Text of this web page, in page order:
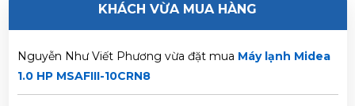
KHÁCH VỪA MUA HÀNG
MSAFIII-10CRN8
Nguyễn Như Viết Phương vừa đặt mua Máy lạnh Midea
1.0 HP MSAFIII-10CRN8